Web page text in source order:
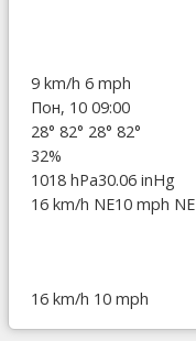
9 km/h 6 mph
Пон, 10 09:00
28° 82° 28° 82°
32%
1018 hPa30.06 inHg
16 km/h NE10 mph NE
16 km/h 10 mph